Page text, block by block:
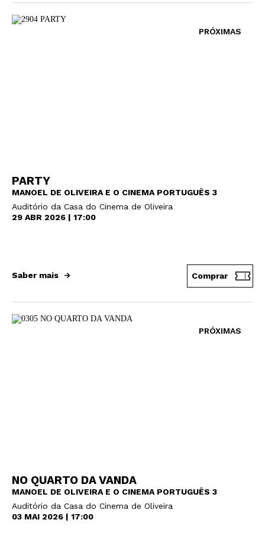
PRÓXIMAS
PARTY
MANOEL DE OLIVEIRA E O CINEMA PORTUGUÊS 3
Auditório da Casa do Cinema de Oliveira
29 ABR 2026 | 17:00
Saber mais Comprar
PRÓXIMAS
NO QUARTO DA VANDA
MANOEL DE OLIVEIRA E O CINEMA PORTUGUÊS 3
Auditório da Casa do Cinema de Oliveira
03 MAI 2026 | 17:00